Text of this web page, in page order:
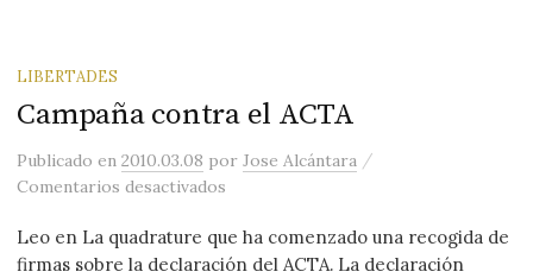
LIBERTADES
Campaña contra el ACTA
Publicadoen2010.03.08 porJose Alcántara /
Comentarios desactivados
Leo en La quadrature que ha comenzado una recogida de
firmas sobre la declaración del ACTA. La declaración